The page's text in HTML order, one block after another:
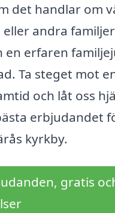
det handlar om
andra
en erfaren
Ta steget mot
och låt oss
erbjudandet
kyrkby.
gratis